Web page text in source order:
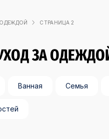
СТРАНИЦА 2
ЗА
Ванная Семья